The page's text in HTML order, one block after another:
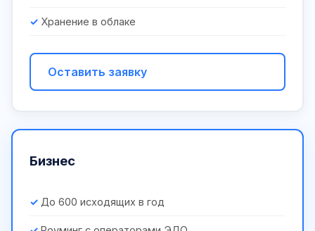
Хранение в облаке
Оставить заявку
Бизнес
До 600 исходящих в год